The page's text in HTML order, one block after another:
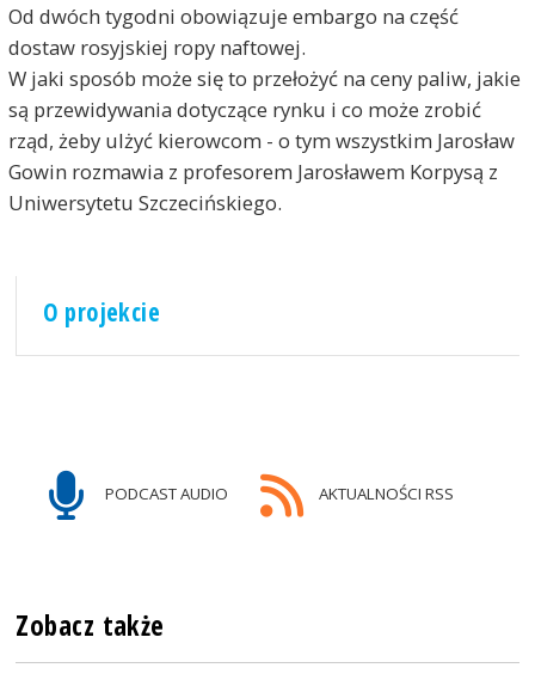
Od dwóch tygodni obowiązuje embargo na część
dostaw rosyjskiej ropy naftowej.
W jaki sposób może się to przełożyć na ceny paliw, jakie
są przewidywania dotyczące rynku i co może zrobić
rząd, żeby ulżyć kierowcom - o tym wszystkim Jarosław
Gowin rozmawia z profesorem Jarosławem Korpysą z
Uniwersytetu Szczecińskiego.
O projekcie
PODCAST AUDIO AKTUALNOŚCI RSS
Zobacz także